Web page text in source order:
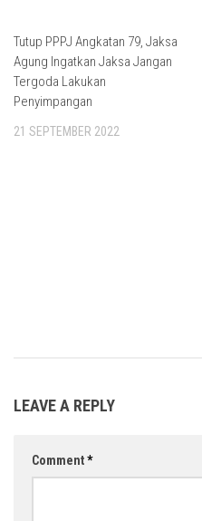
Tutup PPPJ Angkatan 79, Jaksa
Agung Ingatkan Jaksa Jangan
Tergoda Lakukan
Penyimpangan
21 SEPTEMBER 2022
LEAVE A REPLY
Comment*